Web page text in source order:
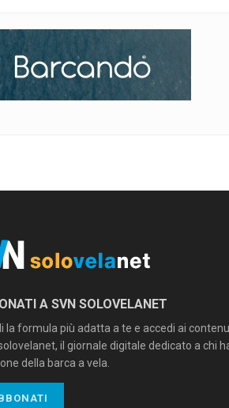
A SVN SOLOVELANET
la formula più adatta a te e accedi ai
il giornale digitale dedicato a chi
della barca a vela.